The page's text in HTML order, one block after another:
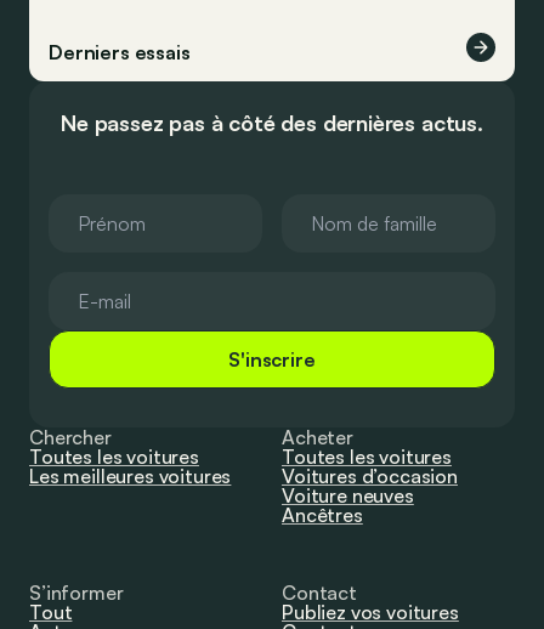
Derniers essais
Ne passez pas à côté des dernières actus.
S'inscrire
Chercher
Toutes les voitures
Les meilleures voitures
Acheter
Toutes les voitures
Voitures d’occasion
Voiture neuves
Ancêtres
S’informer
Tout
Contact
Publiez vos voitures